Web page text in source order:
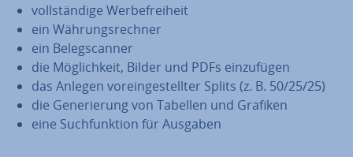
voll­stän­di­ge Wer­be­frei­heit
ein Wäh­rungs­rech­ner
ein Be­leg­scan­ner
die Mög­lich­keit, Bilder und PDFs ein­zu­fü­gen
das Anlegen vor­ein­ge­stell­ter Splits (z. B. 50/25/25)
die Ge­ne­rie­rung von Tabellen und Grafiken
eine Such­funk­ti­on für Ausgaben